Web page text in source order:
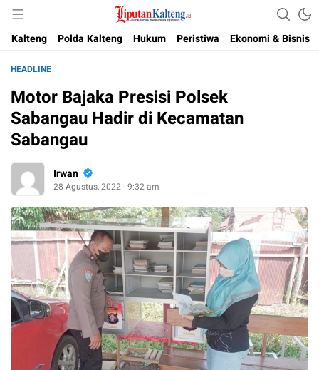
Liputan Kalteng
Akurat, Terpercaya & Independent
Kalteng
Polda Kalteng Hukum Peristiwa Ekonomi & Bisnis
HEADLINE
Motor Bajaka Presisi Polsek
Sabangau Hadir di Kecamatan
Sabangau
Irwan
28 Agustus, 2022 - 9:32 am